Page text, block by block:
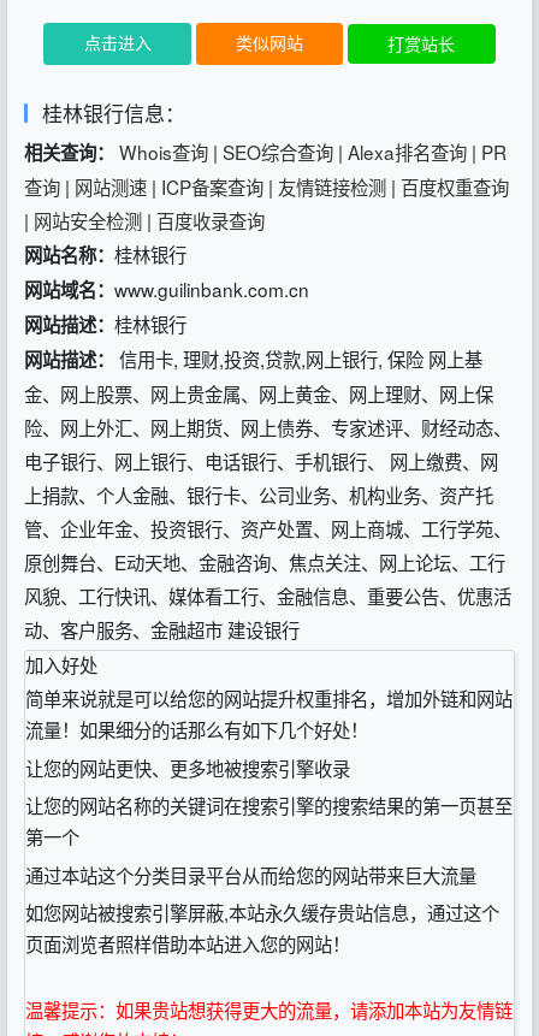
点击进入 类似网站 打赏站长
桂林银行信息：
相关查询： Whois查询 | SEO综合查询 | Alexa排名查询 | PR
查询 | 网站测速 | ICP备案查询 | 友情链接检测 | 百度权重查询
| 网站安全检测 | 百度收录查询
网站名称： 桂林银行
网站域名： www.guilinbank.com.cn
网站描述： 桂林银行
网站描述： 信用卡, 理财,投资,贷款,网上银行, 保险 网上基
金、网上股票、网上贵金属、网上黄金、网上理财、网上保
险、网上外汇、网上期货、网上债券、专家述评、财经动态、
电子银行、网上银行、电话银行、手机银行、 网上缴费、网
上捐款、个人金融、银行卡、公司业务、机构业务、资产托
管、企业年金、投资银行、资产处置、网上商城、工行学苑、
原创舞台、E动天地、金融咨询、焦点关注、网上论坛、工行
风貌、工行快讯、媒体看工行、金融信息、重要公告、优惠活
动、客户服务、金融超市 建设银行
加入好处
简单来说就是可以给您的网站提升权重排名，增加外链和网站
流量！如果细分的话那么有如下几个好处！
让您的网站更快、更多地被搜索引擎收录
让您的网站名称的关键词在搜索引擎的搜索结果的第一页甚至
第一个
通过本站这个分类目录平台从而给您的网站带来巨大流量
如您网站被搜索引擎屏蔽,本站永久缓存贵站信息，通过这个
页面浏览者照样借助本站进入您的网站！
温馨提示：如果贵站想获得更大的流量，请添加本站为友情链